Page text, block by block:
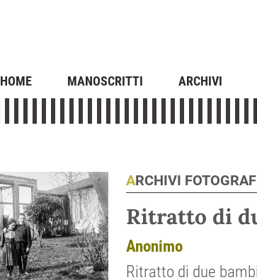
HOME MANOSCRITTI ARCHIVI
ARCHIVI
Ritratto di
Anonimo
Ritratto di due